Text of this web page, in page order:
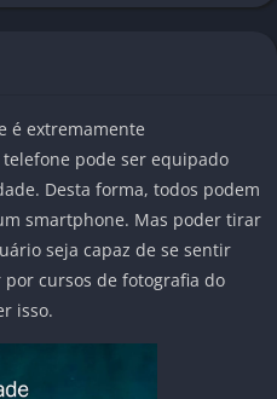
é extremamente
pode ser equipado
Desta forma, todos podem
smartphone. Mas poder tirar
seja capaz de se sentir
cursos de fotografia do
isso.